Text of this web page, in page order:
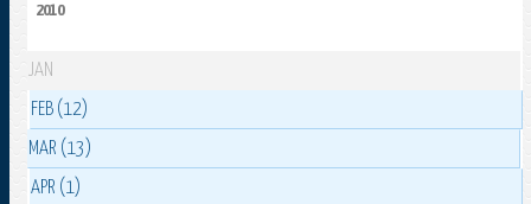
2010
JAN
FEB (12)
MAR (13)
APR (1)